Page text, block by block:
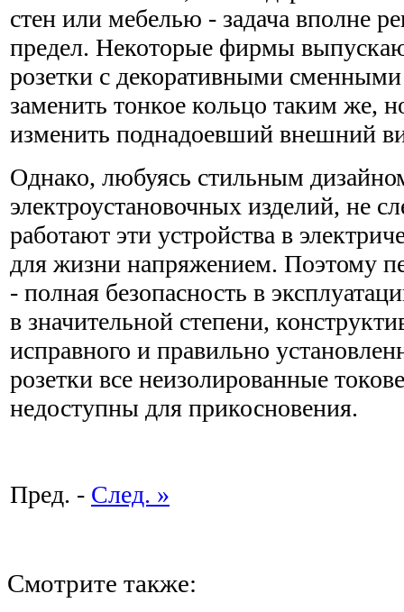
стен или мебелью - задача вполне
предел. Некоторые фирмы
розетки с декоративными
заменить тонкое кольцо таким же,
изменить поднадоевший внешний
Однако, любуясь стильным
электроустановочных изделий, не
работают эти устройства в
для жизни напряжением. Поэтому
- полная безопасность в
в значительной степени,
исправного и правильно
розетки все неизолированные
недоступны для прикосновения.
Пред. - След. »
Смотрите также: